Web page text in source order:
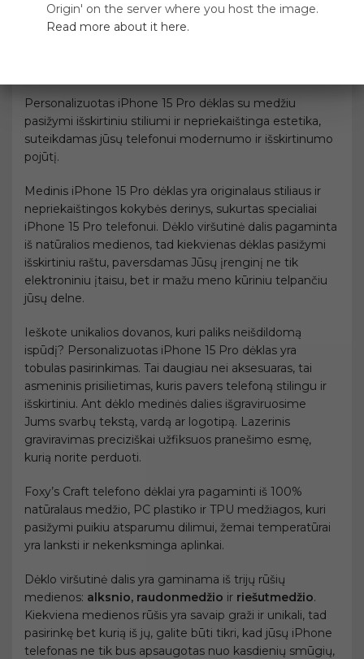
Medinis iPhone dėklas Medinis iPhone dėklas
Personalizuotas iPhone 15 Pro dėklas su medžiu
pasižymi išskirtiniu stiliumi ir nepriekaištinga estetika,
suteikdamas jūsų telefonui modernumo ir išskirtinumo
pojūtį.
Medinis iPhone 15 Pro dėklas yra originalaus stiliaus ir
nepriekaištingos kokybės derinys, sukurtas specialiai
iPhone 15 Pro telefonui. Dėklo viršutinė dalis pagaminta
iš natūralios medienos, tad kiekvienas dėklas pasižymi
išskirtiniu raštu, paversdamas Jūsų įrenginį ne tik
elektroniniu įtaisu, bet ir mažu meno kūriniu telpančiu
jūsų delne.
Ieškote unikalios dovanos, kuri paliks neišdildomą
ispūdį? Personalizuotas iPhone 15 Pro dėklas yra
tobulas pasirinkimas. Tai daugiau nei aksesuaras, tai
asmeninis prisilietimas, kuris pavers telefoną stilingu ir
išskirtiniu. Ant dėklo medinės dalies išgraviruosime
Jums svarbų tekstą, vardą ar logotipą. Lazerinis
graviravimas preciziškai užfiksuos pranešimo esmę,
kurią norite perduoti.
Foxy’s Craft telefono dėklai yra pagaminti iš 100%
natūralaus medžio, PC plastiko ir TPU medžiagos, kuri
pasižymi puikiu atsparumu dilimui, žemai temperatūrai
yra lanksti ir nekenksminga aplinkai.
Dėklo viršutinė dalis yra gaminama iš trijų rūšių
medienos: alksnio, raudonmedžio ir riešutmedžio.
Kiekviena medienos rūšis yra savaip graži ir unikali, tad
pasirinkę bet kurią iš jų, galite būti tikri, kad jūsų iPhone
telefonas ne tik bus apsaugotas nuo kasdienių smūgių,
Origin' on the server where you host the image.
Read more about it here.